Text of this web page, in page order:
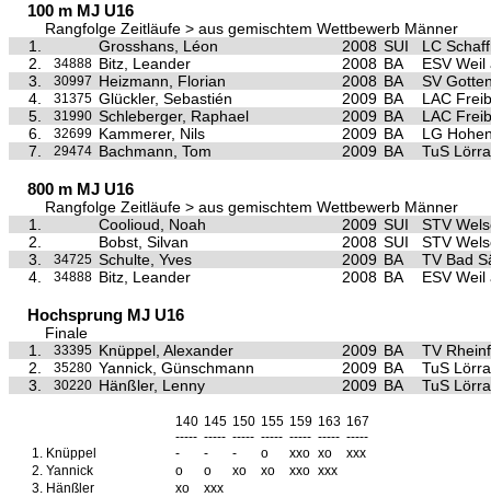
100 m MJ U16
Rangfolge Zeitläufe > aus gemischtem Wettbewerb Männer
1.
Grosshans, Léon 2008 SUI
LC
2.
34888 Bitz, Leander 2008 BA
ESV
3.
30997 Heizmann, Florian 2008 BA
SV
4.
31375 Glückler, Sebastién 2009 BA
LAC
5.
31990 Schleberger, Raphael 2009 BA
LAC
6.
32699 Kammerer, Nils 2009 BA
LG
7.
29474 Bachmann, Tom 2009 BA TuS
800 m MJ U16
Rangfolge Zeitläufe > aus gemischtem Wettbewerb Männer
1.
Coolioud, Noah 2009 SUI
STV
2.
Bobst, Silvan 2008 SUI
STV
3.
34725 Schulte, Yves 2009 BA
TV Bad
4.
34888 Bitz, Leander 2008 BA ESV
Hochsprung MJ U16
Finale
1.
33395 Knüppel, Alexander 2009 BA
TV
2.
35280 Yannick, Günschmann 2009 BA
TuS
3.
30220 Hänßler, Lenny 2009 BA TuS
140 145 150 155 159 163 167
----- ----- ----- ----- ----- ----- -----
1. Knüppel - - - o xxo xo
xxx
2. Yannick o o xo xo xxo xxx
3. Hänßler xo xxx